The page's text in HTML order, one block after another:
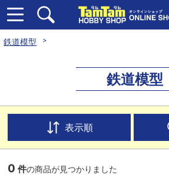
鉄道模型
鉄道模型
表示順
0 件の商品が見つかりました